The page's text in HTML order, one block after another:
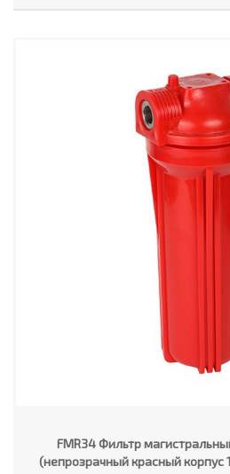
FMR34 Фильтр
(непрозрачный красный